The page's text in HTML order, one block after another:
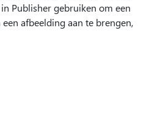
Publisher gebruiken om een
afbeelding aan te brengen,